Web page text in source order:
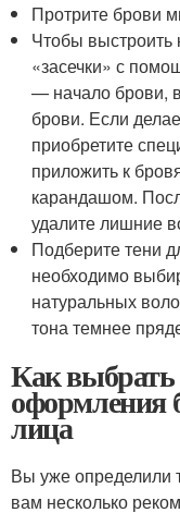
Протрите брови
Чтобы выстроить
«засечки» с
— начало брови,
брови. Если
приобретите
приложить к
карандашом.
удалите лишние
Подберите тени
необходимо
натуральных
тона темнее
Как выбрать
оформления
лица
Вы уже определили
вам несколько